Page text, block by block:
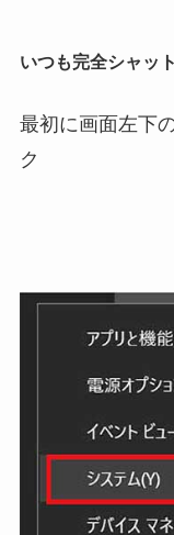
いつも完全シャッ
最初に画面左下
ク